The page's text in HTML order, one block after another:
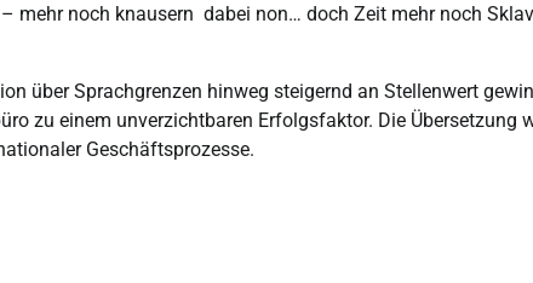
mehr noch knausern dabei non… doch Zeit mehr noch
über Sprachgrenzen hinweg steigernd an Stellenwert
zu einem unverzichtbaren Erfolgsfaktor. Die Übersetzung
Geschäftsprozesse.